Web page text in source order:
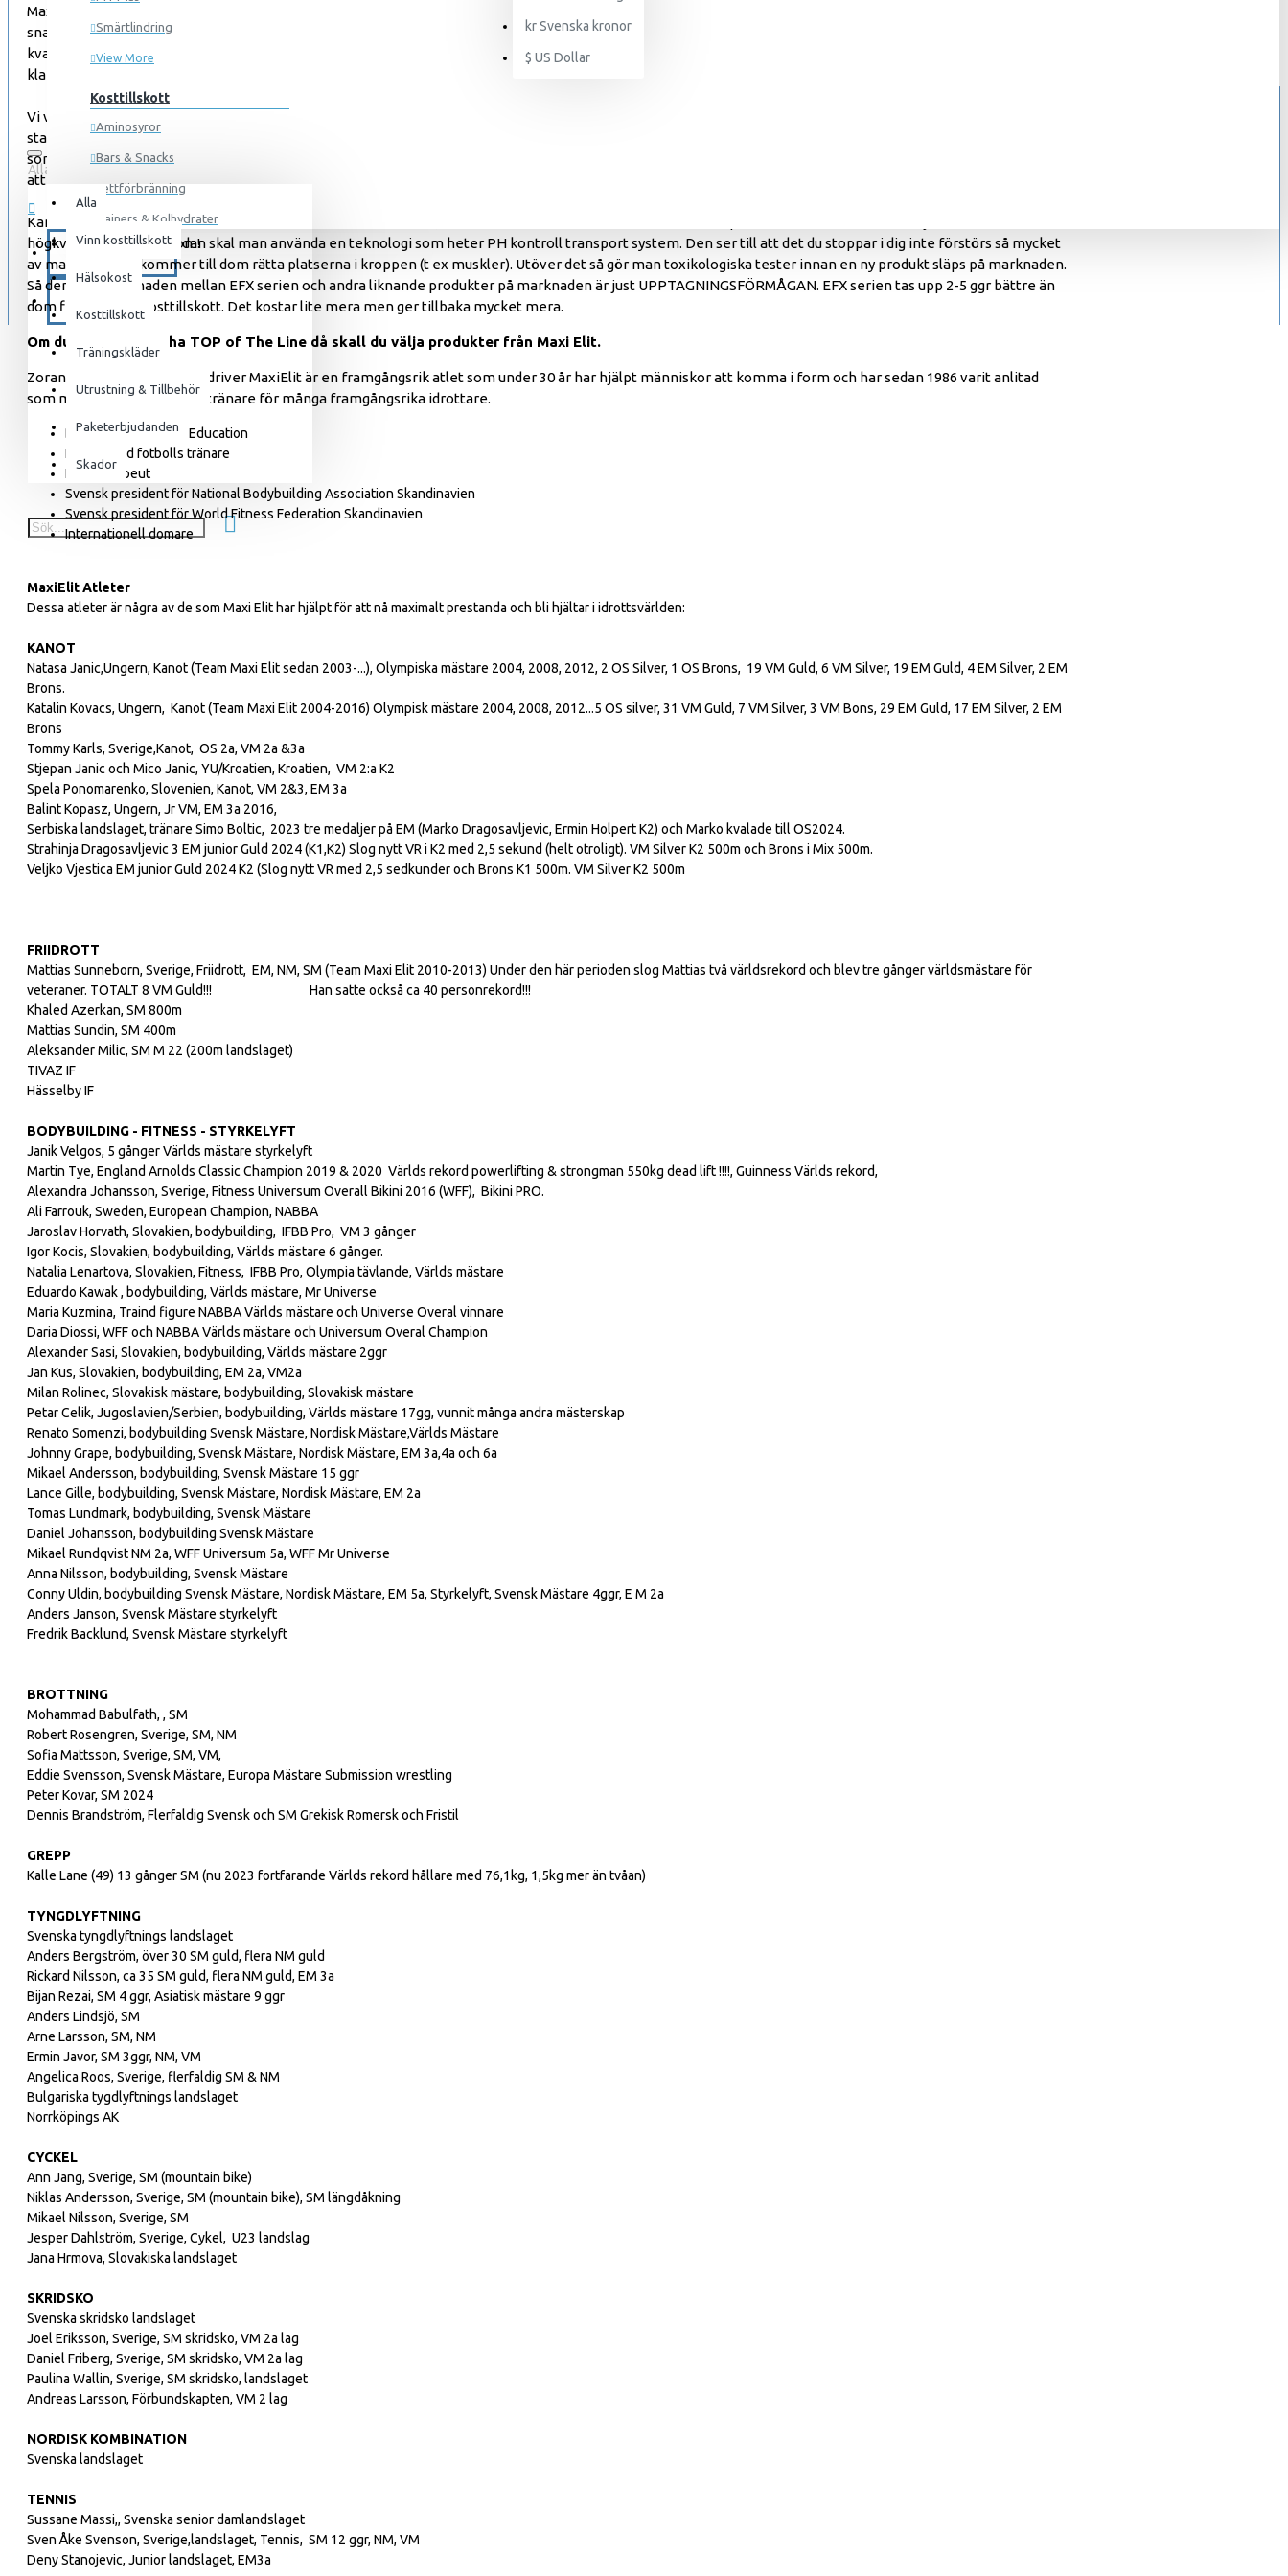
krSvenska kronor
$ US Dollar
Alla
Alla
Vinn kosttillskott
Hälsokost
Kosttillskott
Träningskläder
Utrustning & Tillbehör
Paketerbjudanden
Skador
0 produkt(er) - 0kr
Din varukorg är tom!
Smärtlindring
View More
Kosttillskott
Aminosyror
Bars & Snacks
Fettförbränning
Gainers & Kolhydrater
Pre Workout
Protein
Återhämtning
Träningskläder
Utrustning & Tillbehör
SuperCombat
Tillbehör
Paketerbjudanden
MaxiElit är ett kosttillskottsföretag som funnits sedan 1986 och står för Kvalitét och kunskap och ger Dig som kund Kvalitétsprodukter till låga priser och
snabba leveranser. Vi är Sveriges äldsta sportkosttillskotts företag med över 30 års erfarenhet och kunskap i branschen och vi säljer endast produkter med
kvalitét samt dopingtestade produkter (ackrediterade lab) som följer
WADAs normer. När du använder våran EFX serie så kan du vara 100% säker på att du
klarar en doping test. Det är bl.a. anledningen varför världsstjärnor inom olika idrotter använder just dessa produkter och kan känna sig trygga.
Vi var först i Sverige med att lansera Kreatin monohydrat, Tribulus terrestris ( Västra Europa), BCAA, NO mm, redan i början på 90-talet. Kre Alkalyn (100%
stabil kreatin) och Nytric EFX (NO) Vi var stora förespråkare för amino syror långt före alla andra. Nu lanserar vi HERBULL (Maxi Elit produkt) över hela världen,
som är idag troligen världens bästa produkt. Hälsan har alltid varit på första plats. Utan bra hälsa kan man inte prestera bra, så det är grunden. Vi hjälper till så
att folk kan bibehålla en optimal hälsonivå.
Kan det vara skillnad på kosttillskott och kosttillskott? Absolut, och det kan vara stora skillnader. För att få optimal effekt så måste du börja med och använda
högkvalitets råvaror. Sedan skal man använda en teknologi som heter PH kontroll transport system. Den ser till att det du stoppar i dig inte förstörs så mycket
av magsyran och kommer till dom rätta platserna i kroppen (t ex muskler). Utöver det så gör man toxikologiska tester innan en ny produkt släps på marknaden.
Så den stora skillnaden mellan EFX serien och andra liknande produkter på marknaden är just UPPTAGNINGSFÖRMÅGAN. EFX serien tas upp 2-5 ggr bättre än
dom flesta andra kosttillskott. Det kostar lite mera men ger tillbaka mycket mera.
Om du verkligen vill ha TOP of The Line då skall du välja produkter från Maxi Elit.
Zoran Maksic som äger och driver MaxiElit är en framgångsrik atlet som under 30 år har hjälpt människor att komma i form och har sedan 1986 varit anlitad
som mentor, rådgivare och tränare för många framgångsrika idrottare.
Bachelor of Physical Education
Examinerad fotbolls tränare
Hälsoterapeut
Svensk president för National Bodybuilding Association Skandinavien
Svensk president för World Fitness Federation Skandinavien
Internationell domare
MaxiElit Atleter
Dessa atleter är några av de som Maxi Elit har hjälpt för att nå maximalt prestanda och bli hjältar i idrottsvärlden:
KANOT
Natasa Janic,Ungern, Kanot (Team Maxi Elit sedan 2003-...), Olympiska mästare 2004, 2008, 2012, 2 OS Silver, 1 OS Brons, 19 VM Guld, 6 VM Silver, 19 EM Guld, 4 EM Silver, 2 EM
Brons.
Katalin Kovacs, Ungern, Kanot (Team Maxi Elit 2004-2016) Olympisk mästare 2004, 2008, 2012...5 OS silver, 31 VM Guld, 7 VM Silver, 3 VM Bons, 29 EM Guld, 17 EM Silver, 2 EM
Brons
Tommy Karls, Sverige,Kanot, OS 2a, VM 2a &3a
Stjepan Janic och Mico Janic, YU/Kroatien, Kroatien, VM 2:a K2
Spela Ponomarenko, Slovenien, Kanot, VM 2&3, EM 3a
Balint Kopasz, Ungern, Jr VM, EM 3a 2016,
Serbiska landslaget, tränare Simo Boltic, 2023 tre medaljer på EM (Marko Dragosavljevic, Ermin Holpert K2) och Marko kvalade till OS2024.
Strahinja Dragosavljevic 3 EM junior Guld 2024 (K1,K2) Slog nytt VR i K2 med 2,5 sekund (helt otroligt). VM Silver K2 500m och Brons i Mix 500m.
Veljko Vjestica EM junior Guld 2024 K2 (Slog nytt VR med 2,5 sedkunder och Brons K1 500m. VM Silver K2 500m
FRIIDROTT
Mattias Sunneborn, Sverige, Friidrott, EM, NM, SM (Team Maxi Elit 2010-2013) Under den här perioden slog Mattias två världsrekord och blev tre gånger världsmästare för
veteraner. TOTALT 8 VM Guld!!! Han satte också ca 40 personrekord!!!
Khaled Azerkan, SM 800m
Mattias Sundin, SM 400m
Aleksander Milic, SM M 22 (200m landslaget)
TIVAZ IF
Hässelby IF
BODYBUILDING - FITNESS - STYRKELYFT
Janik Velgos, 5 gånger Världs mästare styrkelyft
Martin Tye, England Arnolds Classic Champion 2019 & 2020 Världs rekord powerlifting & strongman 550kg dead lift !!!!, Guinness Världs rekord,
Alexandra Johansson, Sverige, Fitness Universum Overall Bikini 2016 (WFF), Bikini PRO.
Ali Farrouk, Sweden, European Champion, NABBA
Jaroslav Horvath, Slovakien, bodybuilding, IFBB Pro, VM 3 gånger
Igor Kocis, Slovakien, bodybuilding, Världs mästare 6 gånger.
Natalia Lenartova, Slovakien, Fitness, IFBB Pro, Olympia tävlande, Världs mästare
Eduardo Kawak , bodybuilding, Världs mästare, Mr Universe
Maria Kuzmina, Traind figure NABBA Världs mästare och Universe Overal vinnare
Daria Diossi, WFF och NABBA Världs mästare och Universum Overal Champion
Alexander Sasi, Slovakien, bodybuilding, Världs mästare 2ggr
Jan Kus, Slovakien, bodybuilding, EM 2a, VM2a
Milan Rolinec, Slovakisk mästare, bodybuilding, Slovakisk mästare
Petar Celik, Jugoslavien/Serbien, bodybuilding, Världs mästare 17gg, vunnit många andra mästerskap
Renato Somenzi, bodybuilding Svensk Mästare, Nordisk Mästare,Världs Mästare
Johnny Grape, bodybuilding, Svensk Mästare, Nordisk Mästare, EM 3a,4a och 6a
Mikael Andersson, bodybuilding, Svensk Mästare 15 ggr
Lance Gille, bodybuilding, Svensk Mästare, Nordisk Mästare, EM 2a
Tomas Lundmark, bodybuilding, Svensk Mästare
Daniel Johansson, bodybuilding Svensk Mästare
Mikael Rundqvist NM 2a, WFF Universum 5a, WFF Mr Universe
Anna Nilsson, bodybuilding, Svensk Mästare
Conny Uldin, bodybuilding Svensk Mästare, Nordisk Mästare, EM 5a, Styrkelyft, Svensk Mästare 4ggr, E M 2a
Anders Janson, Svensk Mästare styrkelyft
Fredrik Backlund, Svensk Mästare styrkelyft
BROTTNING
Mohammad Babulfath, , SM
Robert Rosengren, Sverige, SM, NM
Sofia Mattsson, Sverige, SM, VM,
Eddie Svensson, Svensk Mästare, Europa Mästare Submission wrestling
Peter Kovar, SM 2024
Dennis Brandström, Flerfaldig Svensk och SM Grekisk Romersk och Fristil
GREPP
Kalle Lane (49) 13 gånger SM (nu 2023 fortfarande Världs rekord hållare med 76,1kg, 1,5kg mer än tvåan)
TYNGDLYFTNING
Svenska tyngdlyftnings landslaget
Anders Bergström, över 30 SM guld, flera NM guld
Rickard Nilsson, ca 35 SM guld, flera NM guld, EM 3a
Bijan Rezai, SM 4 ggr, Asiatisk mästare 9 ggr
Anders Lindsjö, SM
Arne Larsson, SM, NM
Ermin Javor, SM 3ggr, NM, VM
Angelica Roos, Sverige, flerfaldig SM & NM
Bulgariska tygdlyftnings landslaget
Norrköpings AK
CYCKEL
Ann Jang, Sverige, SM (mountain bike)
Niklas Andersson, Sverige, SM (mountain bike), SM längdåkning
Mikael Nilsson, Sverige, SM
Jesper Dahlström, Sverige, Cykel, U23 landslag
Jana Hrmova, Slovakiska landslaget
SKRIDSKO
Svenska skridsko landslaget
Joel Eriksson, Sverige, SM skridsko, VM 2a lag
Daniel Friberg, Sverige, SM skridsko, VM 2a lag
Paulina Wallin, Sverige, SM skridsko, landslaget
Andreas Larsson, Förbundskapten, VM 2 lag
NORDISK KOMBINATION
Svenska landslaget
TENNIS
Sussane Massi,, Svenska senior damlandslaget
Sven Åke Svenson, Sverige,landslaget, Tennis, SM 12 ggr, NM, VM
Deny Stanojevic, Junior landslaget, EM3a